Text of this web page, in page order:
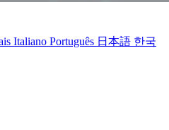
Italiano Português 日本語 한국